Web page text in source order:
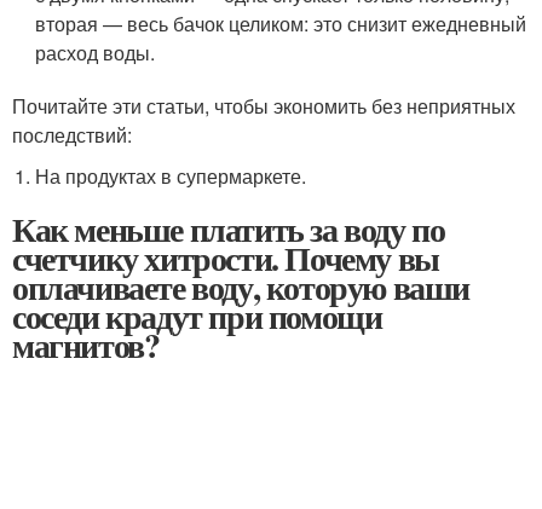
вторая — весь бачок целиком: это снизит ежедневный
расход воды.
Почитайте эти статьи, чтобы экономить без неприятных
последствий:
На продуктах в супермаркете.
Как меньше платить за воду по
счетчику хитрости. Почему вы
оплачиваете воду, которую ваши
соседи крадут при помощи
магнитов?